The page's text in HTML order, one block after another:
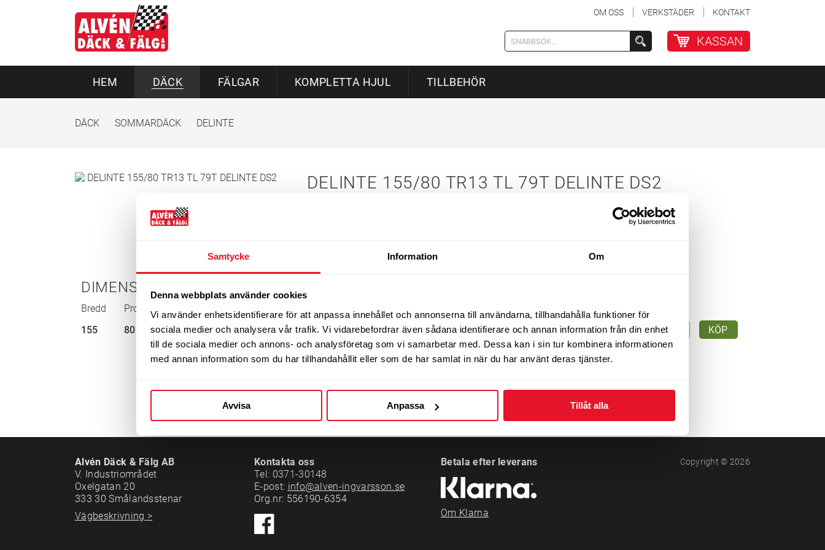
Samtycke Information Om
Denna webbplats använder cookies
Vi använder enhetsidentifierare för att anpassa innehållet och annonserna till användarna, tillhandahålla funktioner för
sociala medier och analysera vår trafik. Vi vidarebefordrar även sådana identifierare och annan information från din enhet
till de sociala medier och annons- och analysföretag som vi samarbetar med. Dessa kan i sin tur kombinera informationen
med annan information som du har tillhandahållit eller som de har samlat in när du har använt deras tjänster.
Avvisa Anpassa Tillåt alla
KONTAKT
VERKSTÄDER
OM OSS
KASSAN
HEM DÄCK FÄLGAR KOMPLETTA HJUL TILLBEHÖR
DÄCK SOMMARDÄCK DELINTE
DELINTE 155/80 TR13 TL 79T DELINTE DS2
DIMENSIONER
Bredd Profil Tum Bel.index Hast.index
EU-märkning
155
80 13” 79 T C 70
Energimärkning
5-10 dagars leveranstid KÖP
645kr/st
Alvén Däck & Fälg AB
V. Industriområdet
Oxelgatan 20
333 30 Smålandsstenar
Vägbeskrivning >
Kontakta oss
Tel: 0371-30148
E-post: info@alven-ingvarsson.se
Org.nr: 556190-6354
Betala efter leverans
Om Klarna
Copyright © 2026